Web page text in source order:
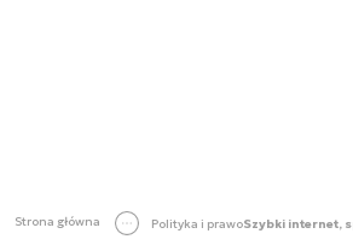
Strona główna Polityka i prawo